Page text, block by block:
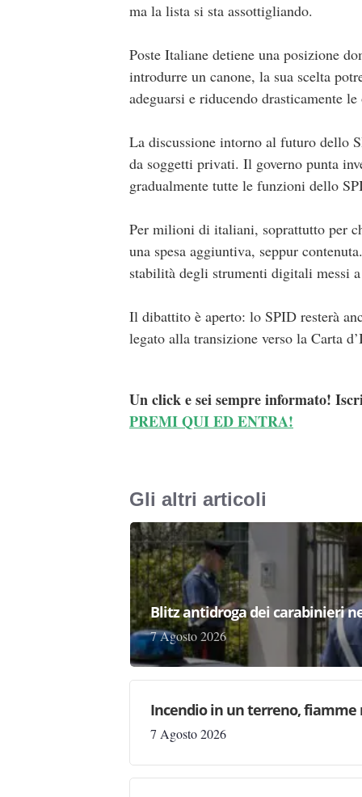
ma la lista si sta assottigliando.
Poste Italiane detiene una posizione
introdurre un canone, la sua scelta
adeguarsi e riducendo drasticamente
La discussione intorno al futuro dello
da soggetti privati. Il governo punta
gradualmente tutte le funzioni dello
Per milioni di italiani, soprattutto per
una spesa aggiuntiva, seppur
stabilità degli strumenti digitali messi
Il dibattito è aperto: lo SPID resterà
legato alla transizione verso la Carta
Un click e sei sempre informato!
PREMI QUI ED ENTRA!
Gli altri articoli
Blitz antidroga dei carabinieri
7 Agosto 2026
Incendio in un terreno, fiamme
7 Agosto 2026